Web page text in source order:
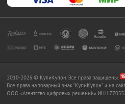
2010-2026 © КупиКупон. Все права защищены.
Все права на товарный знак "КупиКупон" и на
OOO «Агентство цифровых решений» ИНН